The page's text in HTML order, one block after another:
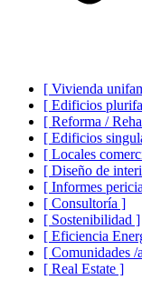
[ Vivienda
[ Edificios
[ Reforma /
[ Edificios
[ Locales
[ Diseño de
[ Informes
[ Consultoría ]
[ Sostenibilidad ]
[ Eficiencia
[ Comunidades /
[ Real Estate ]